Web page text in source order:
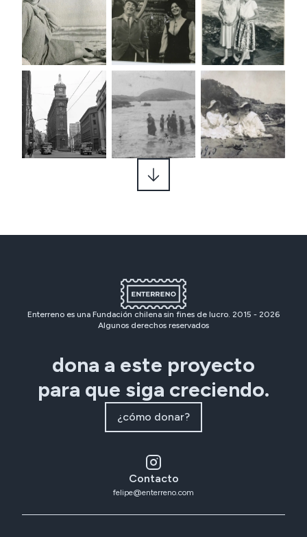
Enterreno es una Fundación chilena sin fines de lucro. 2015 - 2026
Algunos derechos reservados
dona a este proyecto
para que siga creciendo.
¿cómo donar?
Contacto
felipe@enterreno.com